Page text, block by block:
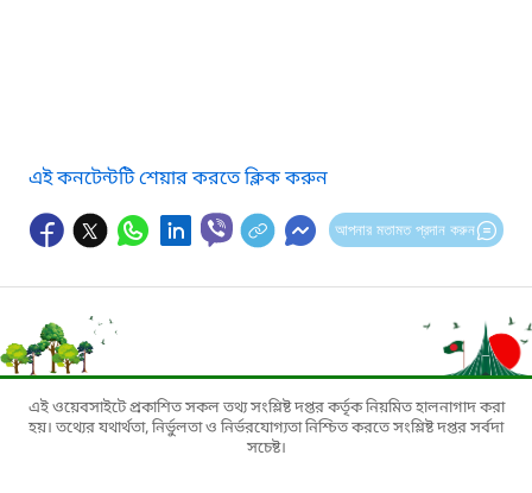
এই কনটেন্টটি শেয়ার করতে ক্লিক করুন
আপনার মতামত প্রদান করুন
এই ওয়েবসাইটে প্রকাশিত সকল তথ্য সংশ্লিষ্ট দপ্তর কর্তৃক নিয়মিত হালনাগাদ করা
হয়। তথ্যের যথার্থতা, নির্ভুলতা ও নির্ভরযোগ্যতা নিশ্চিত করতে সংশ্লিষ্ট দপ্তর সর্বদা
সচেষ্ট।